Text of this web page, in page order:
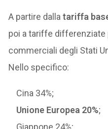
A partire dalla tariffa
poi a tariffe differenziate
commerciali degli Stati
Nello specifico:
Cina 34%;
Unione Europea 20%;
Giappone 24%;